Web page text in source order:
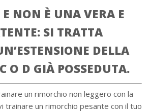
NON È UNA VERA E
SI TRATTA
DELLA
O D GIÀ POSSEDUTA.
un rimorchio non leggero con la
trainare un rimorchio pesante con il tuo